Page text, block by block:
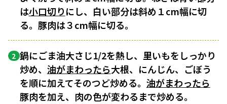
は小口切りにし、白い部分は斜め１cm幅に切
る。豚肉は３cm幅に切る。
2 鍋にごま油大さじ1/2を熱し、里いもをしっかり
炒め、 油がまわったら大根、にんじん、ごぼう
を順に加えてそのつど炒める。 油がまわったら
豚肉を加え、肉の色が変わるまで炒める。